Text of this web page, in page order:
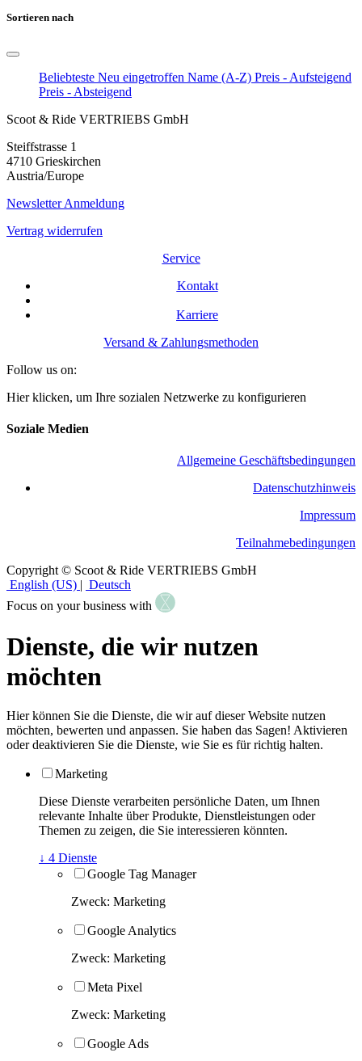
Sortieren nach
Beliebteste Neu eingetroffen Name (A-Z) Preis - Aufsteigend
Preis - Absteigend
Scoot & Ride VERTRIEBS GmbH
Steiffstrasse 1
4710 Grieskirchen
Austria/Europe
Newsletter Anmeldung
Vertrag widerrufen
Service
Kontakt
Karriere
Versand & Zahlungsmethoden
Follow us on:
Hier klicken, um Ihre sozialen Netzwerke zu konfigurieren
Soziale Medien
Allgemeine Geschäftsbedingungen
​Datenschutzhinweis
Impressum
Teilnahmebedingungen
Copyright © Scoot & Ride VERTRIEBS GmbH
English (US) | Deutsch
Focus on your business with
Dienste, die wir nutzen
möchten
Hier können Sie die Dienste, die wir auf dieser Website nutzen
möchten, bewerten und anpassen. Sie haben das Sagen! Aktivieren
oder deaktivieren Sie die Dienste, wie Sie es für richtig halten.
Marketing
Diese Dienste verarbeiten persönliche Daten, um Ihnen
relevante Inhalte über Produkte, Dienstleistungen oder
Themen zu zeigen, die Sie interessieren könnten.
↓ 4 Dienste
Google Tag Manager
Zweck: Marketing
Google Analytics
Zweck: Marketing
Meta Pixel
Zweck: Marketing
Google Ads